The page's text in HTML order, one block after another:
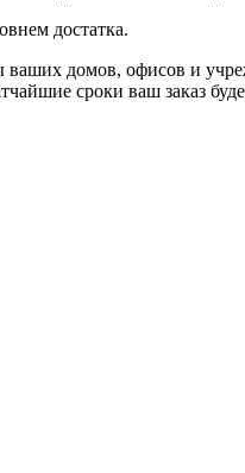
достатка.
домов, офисов и
сроки ваш заказ